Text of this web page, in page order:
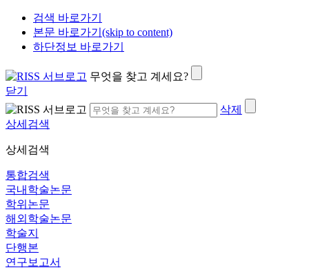
검색 바로가기
본문 바로가기(skip to content)
하단정보 바로가기
무엇을 찾고 계세요?
닫기
삭제
상세검색
상세검색
통합검색
국내학술논문
학위논문
해외학술논문
학술지
단행본
연구보고서